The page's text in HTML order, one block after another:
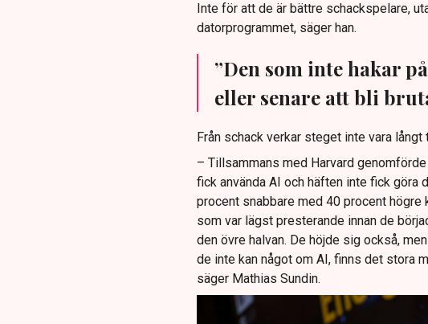
Inte för att de är bättre schackspelare,
datorprogrammet, säger han.
”Den som inte hakar
eller senare att bli
Från schack verkar steget inte vara
– Tillsammans med Harvard
fick använda AI och häften inte fick göra
procent snabbare med 40 procent
som var lägst presterande innan de
den övre halvan. De höjde sig också,
de inte kan något om AI, finns det stora
säger Mathias Sundin.